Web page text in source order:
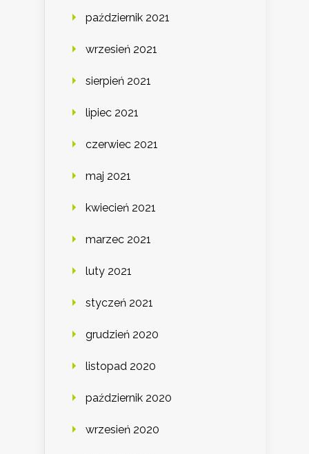
październik 2021
wrzesień 2021
sierpień 2021
lipiec 2021
czerwiec 2021
maj 2021
kwiecień 2021
marzec 2021
luty 2021
styczeń 2021
grudzień 2020
listopad 2020
październik 2020
wrzesień 2020